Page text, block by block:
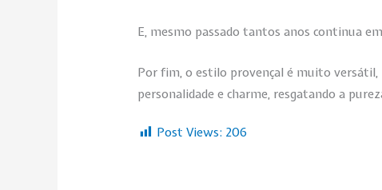
E, mesmo passado tantos anos continua
Por fim, o estilo provençal é muito versátil,
personalidade e charme, resgatando a
Post Views: 206